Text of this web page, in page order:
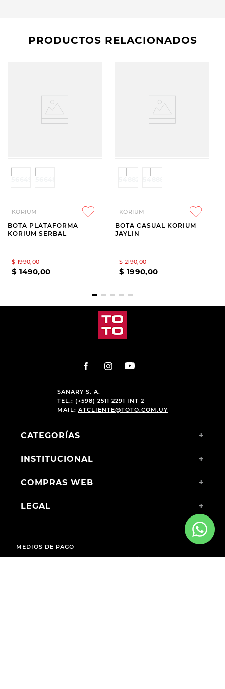
PRODUCTOS RELACIONADOS
KORIUM
BOTA PLATAFORMA
KORIUM SERBAL
$ 1990,00
$ 1490,00
KORIUM
BOTA CASUAL KORIUM
JAYLIN
$ 2190,00
$ 1990,00
SANARY S. A.
TEL.: (+598) 2511 2291 INT 2
MAIL: ATCLIENTE@TOTO.COM.UY
CATEGORÍAS +
INSTITUCIONAL +
COMPRAS WEB +
LEGAL +
MEDIOS DE PAGO